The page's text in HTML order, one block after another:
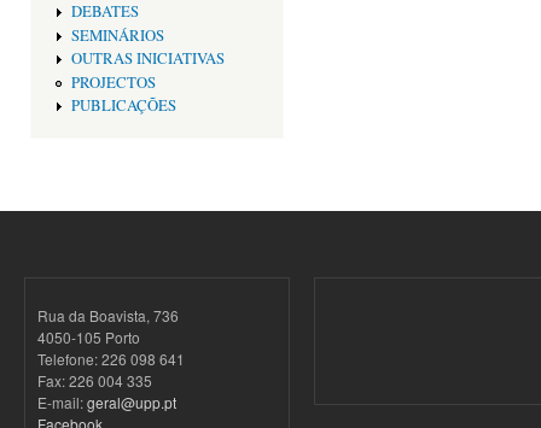
DEBATES
SEMINÁRIOS
OUTRAS INICIATIVAS
PROJECTOS
PUBLICAÇÕES
Rua da Boavista, 736
4050-105 Porto
Telefone: 226 098 641
Fax: 226 004 335
E-mail:geral@upp.pt